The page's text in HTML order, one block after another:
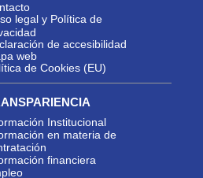
legal y Política de
de accesibilidad
web
de Cookies (EU)
Institucional
en materia de
financiera